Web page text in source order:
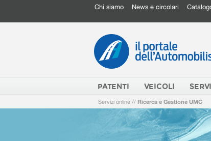
Chi siamo News e circolari
PATENTI VEICOLI
Servizi online // Ricerca e Gestione UMC